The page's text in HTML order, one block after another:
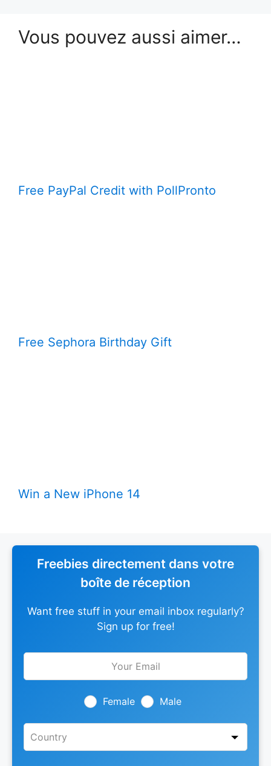
Vous pouvez aussi aimer…
Free PayPal Credit with PollPronto
Free Sephora Birthday Gift
Win a New iPhone 14
Freebies directement dans votre
boîte de réception
Want free stuff in your email inbox regularly?
Sign up for free!
Leave
Female Male